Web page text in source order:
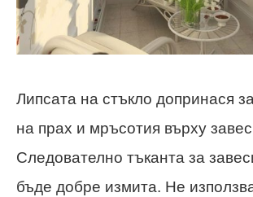
Липсата на стъкло допринася
на прах и мръсотия върху
Следователно тъканта за
бъде добре измита. Не